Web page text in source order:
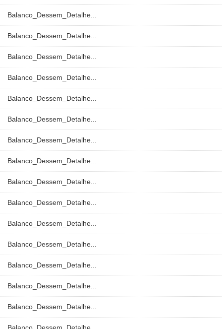
Balanco_Dessem_Detalhe...
Balanco_Dessem_Detalhe...
Balanco_Dessem_Detalhe...
Balanco_Dessem_Detalhe...
Balanco_Dessem_Detalhe...
Balanco_Dessem_Detalhe...
Balanco_Dessem_Detalhe...
Balanco_Dessem_Detalhe...
Balanco_Dessem_Detalhe...
Balanco_Dessem_Detalhe...
Balanco_Dessem_Detalhe...
Balanco_Dessem_Detalhe...
Balanco_Dessem_Detalhe...
Balanco_Dessem_Detalhe...
Balanco_Dessem_Detalhe...